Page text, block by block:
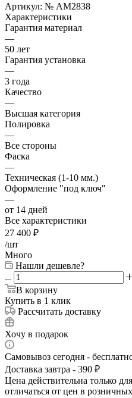
Артикул: № AM2838
Характеристики
Гарантия материал
—
50 лет
Гарантия установка
—
3 года
Качество
—
Высшая категория
Полировка
—
Все стороны
Фаска
—
Техническая (1-10 мм.)
Оформление "под ключ"
—
от 14 дней
Все характеристики
27 400 ₽
/шт
Много
Нашли дешевле?
В корзину
Купить в 1 клик
Рассчитать доставку
Хочу в подарок
Самовывоз сегодня -
Доставка завтра - 390 ₽
Цена действительна только
отличаться от цен в